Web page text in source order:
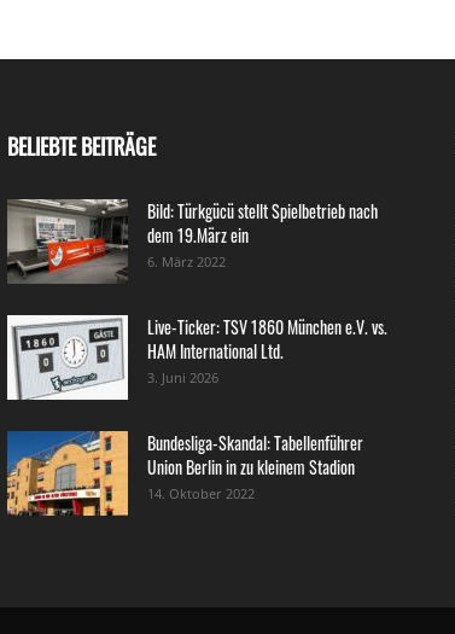
BELIEBTE BEITRÄGE
Bild: Türkgücü stellt Spielbetrieb nach
dem 19.März ein
6. März 2022
Live-Ticker: TSV 1860 München e.V. vs.
HAM International Ltd.
3. Juni 2026
Bundesliga-Skandal: Tabellenführer
Union Berlin in zu kleinem Stadion
14. Oktober 2022